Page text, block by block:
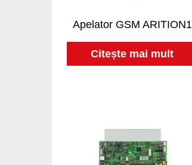
Apelator GSM ARITION1
Citește mai mult